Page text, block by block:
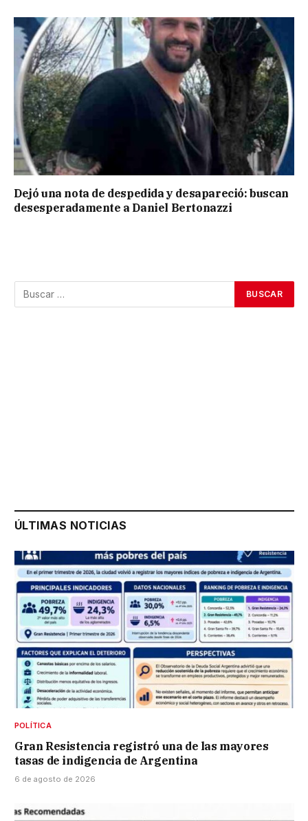
Dejó una nota de despedida y desapareció: buscan
desesperadamente a Daniel Bertonazzi
ÚLTIMAS NOTICIAS
POLÍTICA
Gran Resistencia registró una de las mayores
tasas de indigencia de Argentina
6 de agosto de 2026